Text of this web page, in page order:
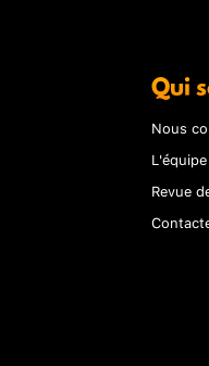
Qui
Nous
L'équipe
Revue